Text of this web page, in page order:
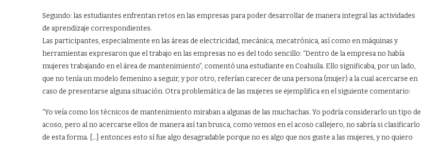
Segundo: las estudiantes enfrentan retos en las empresas para poder desarrollar de manera integral las actividades
de aprendizaje correspondientes.
Las participantes, especialmente en las áreas de electricidad, mecánica, mecatrónica, así como en máquinas y
herramientas expresaron que el trabajo en las empresas no es del todo sencillo: “Dentro de la empresa no había
mujeres trabajando en el área de mantenimiento”, comentó una estudiante en Coahuila. Ello significaba, por un lado,
que no tenía un modelo femenino a seguir, y por otro, referían carecer de una persona (mujer) a la cual acercarse en
caso de presentarse alguna situación. Otra problemática de las mujeres se ejemplifica en el siguiente comentario:
“Yo veía como los técnicos de mantenimiento miraban a algunas de las muchachas. Yo podría considerarlo un tipo de
acoso, pero al no acercarse ellos de manera así tan brusca, como vemos en el acoso callejero, no sabría si clasificarlo
de esta forma. […] entonces esto sí fue algo desagradable porque no es algo que nos guste a las mujeres, y no quiero